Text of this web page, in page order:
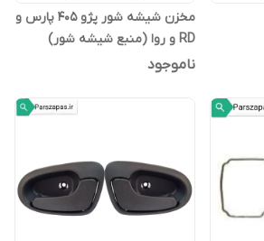
مخزن شیشه شور پژو 405 پارس و
RD و روا (منبع شیشه شور)
ناموجود